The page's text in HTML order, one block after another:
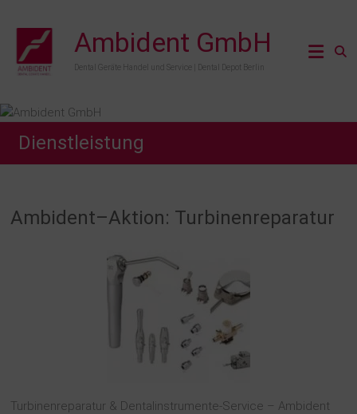
Inhalt
springen
Ambident GmbH
Dental Geräte Handel und Service | Dental Depot Berlin
Dienstleistung
Ambident–Aktion: Turbinenreparatur
Turbinen­reparatur & Dentalinstrumente-Service – Ambident